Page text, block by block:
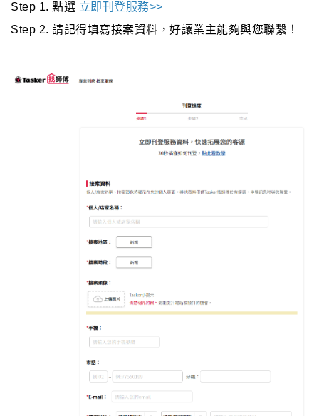
Step 1. 點選 立即刊登服務>>
Step 2. 請記得填寫接案資料，好讓業主能夠與您聯繫！